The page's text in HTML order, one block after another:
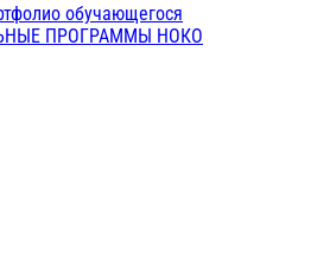
обучающегося
ПРОГРАММЫ НОКО